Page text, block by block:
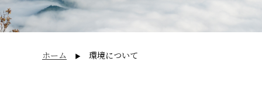
ホーム ▶︎ 環境について